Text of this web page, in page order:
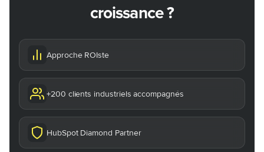
croissance ?
Approche ROIste
+200 clients industriels accompagnés
HubSpot Diamond Partner